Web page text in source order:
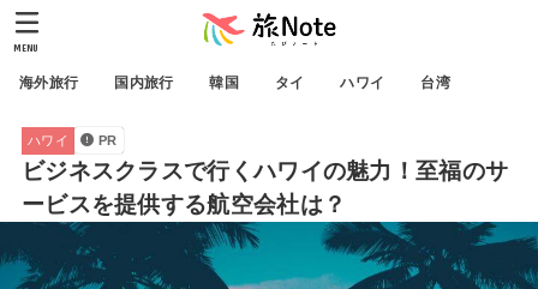
海外旅行 国内旅行 韓国 タイ ハワイ 台湾
MENU
ハワイ PR
ビジネスクラスで行くハワイの魅力！至福のサ
ービスを提供する航空会社は？